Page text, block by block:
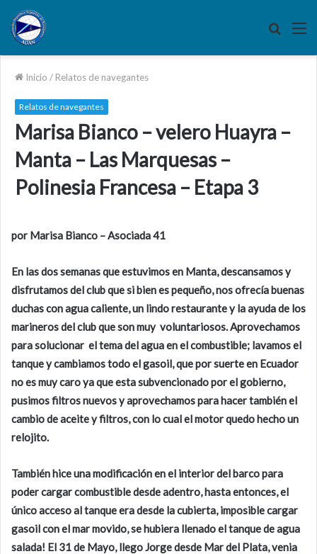
Buscar
Inicio / Relatos de navegantes
Relatos de navegantes
Marisa Bianco – velero Huayra –
Manta – Las Marquesas –
Polinesia Francesa – Etapa 3
por Marisa Bianco – Asociada 41
En las dos semanas que estuvimos en Manta, descansamos y
disfrutamos del club que si bien es pequeño, nos ofrecía buenas
duchas con agua caliente, un lindo restaurante y la ayuda de los
marineros del club que son muy voluntariosos. Aprovechamos
para solucionar el tema del agua en el combustible; lavamos el
tanque y cambiamos todo el gasoil, que por suerte en Ecuador
no es muy caro ya que esta subvencionado por el gobierno,
pusimos filtros nuevos y aprovechamos para hacer también el
cambio de aceite y filtros, con lo cual el motor quedo hecho un
relojito.
También hice una modificación en el interior del barco para
poder cargar combustible desde adentro, hasta entonces, el
único acceso al tanque era desde la cubierta, imposible cargar
gasoil con el mar movido, se hubiera llenado el tanque de agua
salada! El 31 de Mayo, llego Jorge desde Mar del Plata, venia